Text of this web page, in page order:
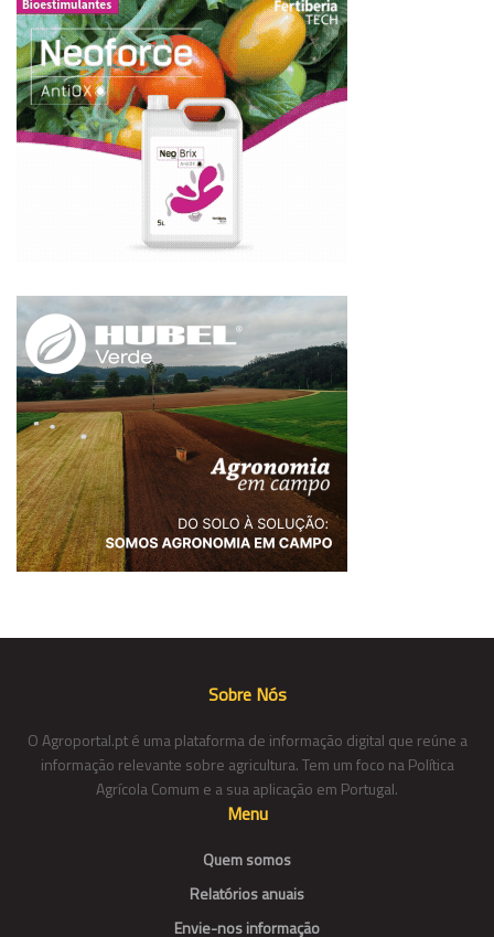
Sobre Nós
O Agroportal.pt é uma plataforma de informação digital que reúne a
informação relevante sobre agricultura. Tem um foco na Política
Agrícola Comum e a sua aplicação em Portugal.
Menu
Quem somos
Relatórios anuais
Envie-nos informação